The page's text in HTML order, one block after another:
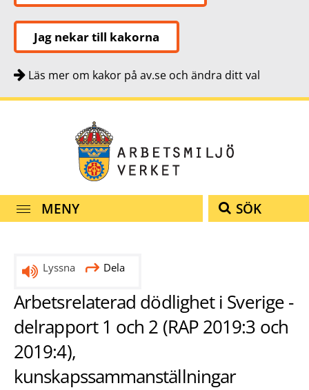
Jag nekar till kakorna
Läs mer om kakor på av.se och ändra ditt val
MENY SÖK
Lyssna Dela
Arbetsrelaterad dödlighet i Sverige -
delrapport 1 och 2 (RAP 2019:3 och
2019:4),
kunskapssammanställningar